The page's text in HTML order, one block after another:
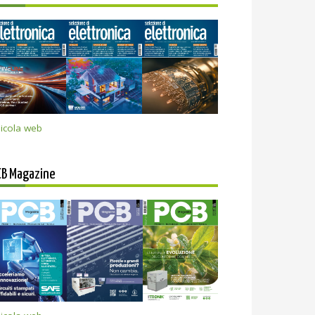
web
Magazine